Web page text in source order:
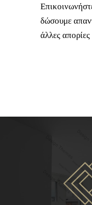
δώσουμε
άλλες απορίες